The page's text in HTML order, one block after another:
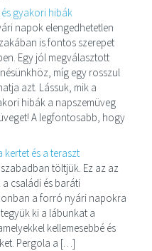
és gyakori hibák
napok elengedhetetlen
is fontos szerepet
Egy jól megválasztott
míg egy rosszul
azt. Lássuk, mik a
hibák a napszemüveg
A legfontosabb, hogy
kertet és a teraszt
töltjük. Ez az az
családi és baráti
a forró nyári napokra
ki a lábunkat a
kellemesebbé és
Pergola a […]